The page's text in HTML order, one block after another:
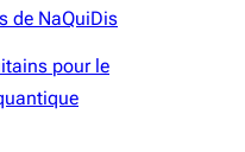
de NaQuiDis
pour le